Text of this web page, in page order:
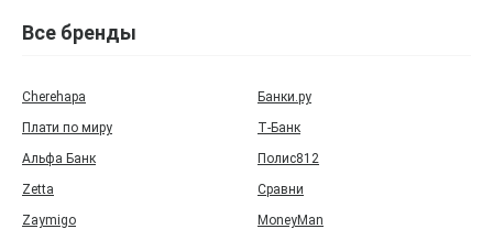
Все бренды
Cherehapa
Банки.ру
Плати по миру
Т‑Банк
Альфа Банк
Полис812
Zetta
Сравни
Zaymigo
MoneyMan